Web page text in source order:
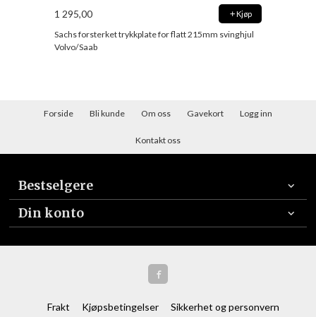
1 295,00 Kjøp
Sachs forsterket trykkplate for flatt 215mm svinghjul
Volvo/Saab
Forside Bli kunde Om oss Gavekort Logg inn
Kontakt oss
Bestselgere
Din konto
Frakt Kjøpsbetingelser Sikkerhet og personvern